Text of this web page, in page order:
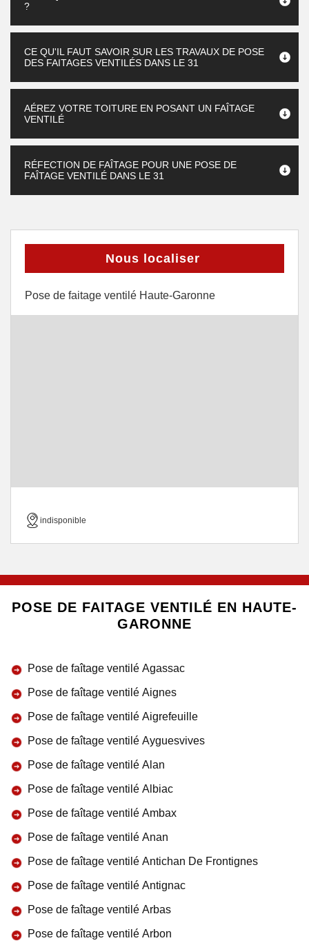
?
CE QU'IL FAUT SAVOIR SUR LES TRAVAUX DE POSE
DES FAITAGES VENTILÉS DANS LE 31
AÉREZ VOTRE TOITURE EN POSANT UN FAÎTAGE
VENTILÉ
RÉFECTION DE FAÎTAGE POUR UNE POSE DE
FAÎTAGE VENTILÉ DANS LE 31
Nous localiser
Pose de faitage ventilé Haute-Garonne
indisponible
POSE DE FAITAGE VENTILÉ EN HAUTE-
GARONNE
Pose de faîtage ventilé Agassac
Pose de faîtage ventilé Aignes
Pose de faîtage ventilé Aigrefeuille
Pose de faîtage ventilé Ayguesvives
Pose de faîtage ventilé Alan
Pose de faîtage ventilé Albiac
Pose de faîtage ventilé Ambax
Pose de faîtage ventilé Anan
Pose de faîtage ventilé Antichan De Frontignes
Pose de faîtage ventilé Antignac
Pose de faîtage ventilé Arbas
Pose de faîtage ventilé Arbon